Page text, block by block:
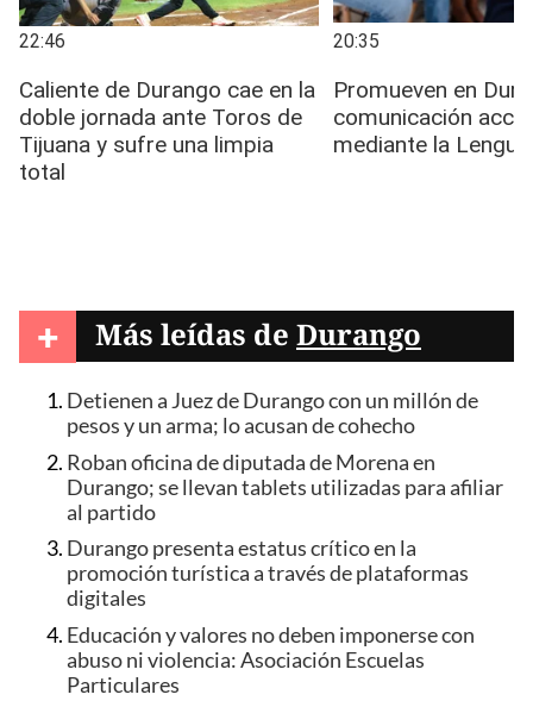
+ Más leídas de Durango
Detienen a Juez de Durango con un millón de
pesos y un arma; lo acusan de cohecho
Roban oficina de diputada de Morena en
Durango; se llevan tablets utilizadas para afiliar
al partido
Durango presenta estatus crítico en la
promoción turística a través de plataformas
digitales
Educación y valores no deben imponerse con
abuso ni violencia: Asociación Escuelas
Particulares